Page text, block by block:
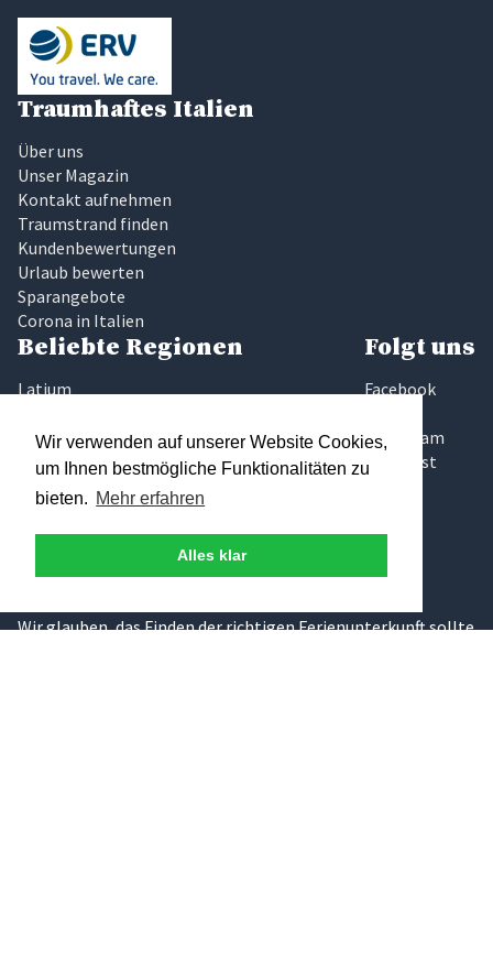
Wir verwenden auf unserer Website Cookies,
um Ihnen bestmögliche Funktionalitäten zu
bieten. Mehr erfahren
Alles klar
Traumhaftes Italien
Über uns
Unser Magazin
Kontakt aufnehmen
Traumstrand finden
Kundenbewertungen
Urlaub bewerten
Sparangebote
Corona in Italien
Beliebte Regionen
Latium
Sardinien
Sizilien
Umbrien
Gardasee
Folgt uns
Facebook
Instagram
Pinterest
Traumhaftes Italien
Wir glauben, das Finden der richtigen Ferienunterkunft sollte